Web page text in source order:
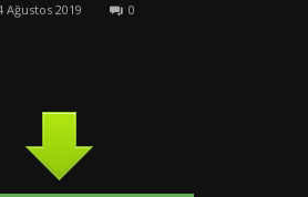
Ağustos 2019 0